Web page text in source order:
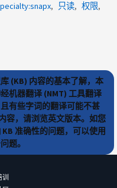
只读
权限
(KB) 内容的基本了解，本
机器翻译 (NMT) 工具翻译
有些字词的翻译可能不甚
容，请浏览英文版本。如您
准确性的问题，可以使用
题。